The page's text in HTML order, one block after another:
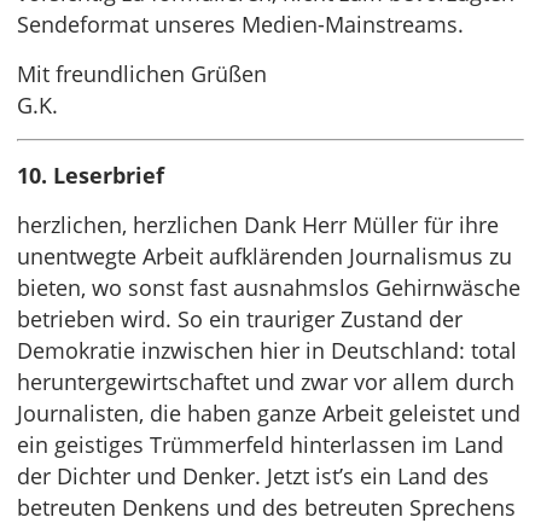
Sendeformat unseres Medien-Mainstreams.
Mit freundlichen Grüßen
G.K.
10. Leserbrief
herzlichen, herzlichen Dank Herr Müller für ihre
unentwegte Arbeit aufklärenden Journalismus zu
bieten, wo sonst fast ausnahmslos Gehirnwäsche
betrieben wird. So ein trauriger Zustand der
Demokratie inzwischen hier in Deutschland: total
heruntergewirtschaftet und zwar vor allem durch
Journalisten, die haben ganze Arbeit geleistet und
ein geistiges Trümmerfeld hinterlassen im Land
der Dichter und Denker. Jetzt ist’s ein Land des
betreuten Denkens und des betreuten Sprechens